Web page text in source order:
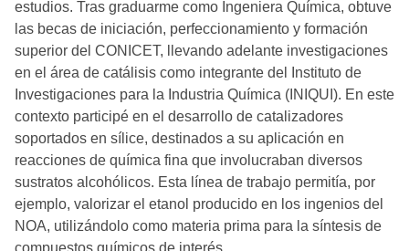
estudios. Tras graduarme como Ingeniera Química, obtuve
las becas de iniciación, perfeccionamiento y formación
superior del CONICET, llevando adelante investigaciones
en el área de catálisis como integrante del Instituto de
Investigaciones para la Industria Química (INIQUI). En este
contexto participé en el desarrollo de catalizadores
soportados en sílice, destinados a su aplicación en
reacciones de química fina que involucraban diversos
sustratos alcohólicos. Esta línea de trabajo permitía, por
ejemplo, valorizar el etanol producido en los ingenios del
NOA, utilizándolo como materia prima para la síntesis de
compuestos químicos de interés.